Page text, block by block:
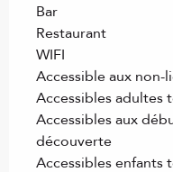
Bar
Restaurant
WIFI
Accessible aux non-
Accessibles adultes
Accessibles aux
découverte
Accessibles enfants